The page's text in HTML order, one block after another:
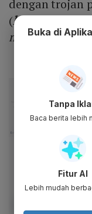
dengan trojan
(hacker) mulai
malware itu
Buka di
Tanpa
Baca berita lebih
Fitur AI
Lebih mudah